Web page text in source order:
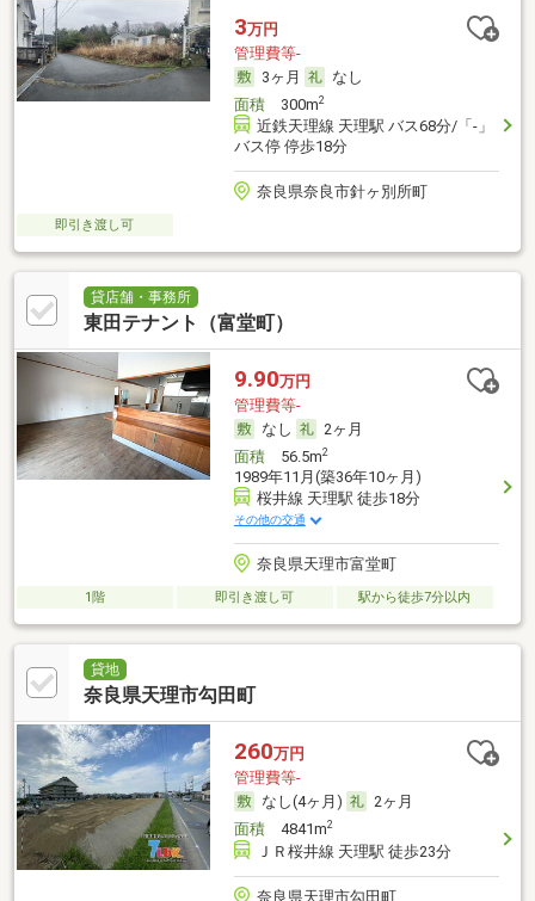
3万円
管理費等-
3ヶ月
なし
面積300m2
近鉄天理線 天理駅 バス68分/「-」
バス停 停歩18分
奈良県奈良市針ヶ別所町
即引き渡し可
貸店舗・事務所
東田テナント（富堂町）
9.90万円
管理費等-
なし
2ヶ月
面積56.5m2
1989年11月(築36年10ヶ月)
桜井線 天理駅 徒歩18分
その他の交通
奈良県天理市富堂町
1階 即引き渡し可 駅から徒歩7分以内
貸地
奈良県天理市勾田町
260万円
管理費等-
なし(4ヶ月)
2ヶ月
面積4841m2
ＪＲ桜井線 天理駅 徒歩23分
奈良県天理市勾田町